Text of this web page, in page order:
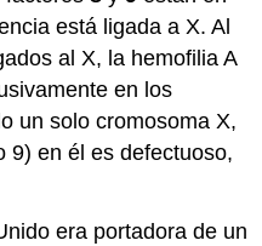
está ligada a X. Al
al X, la hemofilia A
en los
un solo cromosoma X,
9) en él es defectuoso,
era portadora de un